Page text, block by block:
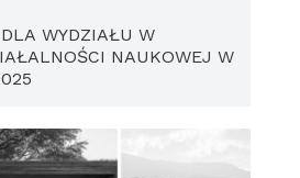
WYDZIAŁU W
NAUKOWEJ W